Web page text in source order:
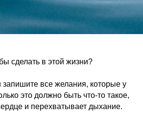
сделать в этой жизни?
запишите все желания, которые у
это должно быть что-то такое,
и перехватывает дыхание.